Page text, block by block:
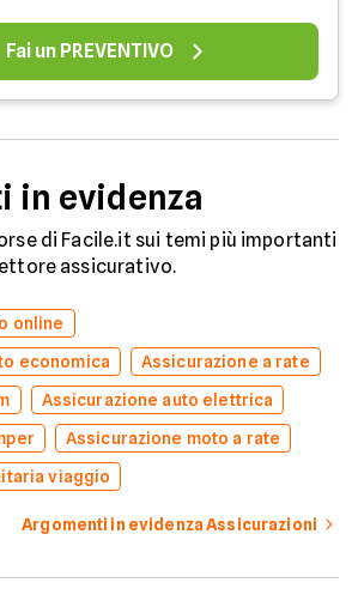
Fai un PREVENTIVO
in evidenza
di Facile.it sui temi più importanti
assicurativo.
online
economica
Assicurazione a rate
Assicurazione auto elettrica
Assicurazione moto a rate
viaggio
Argomenti in evidenza Assicurazioni